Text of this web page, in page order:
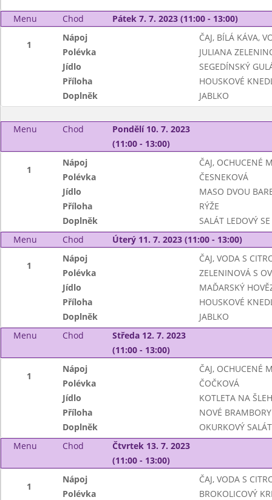
Menu Chod Pátek 7. 7. 2023 (11:00 - 13:00)
1
Nápoj
ČAJ, BÍLÁ KÁVA,
Polévka
JULIANA
Jídlo
SEGEDÍNSKÝ
Příloha
HOUSKOVÉ
Doplněk
JABLKO
Menu Chod
Pondělí 10. 7. 2023
(11:00 - 13:00)
1
Nápoj
ČAJ, OCHUCENÉ
Polévka
ČESNEKOVÁ
Jídlo
MASO DVOU
Příloha
RÝŽE
Doplněk
SALÁT LEDOVÝ
Menu
Chod Úterý 11. 7. 2023 (11:00 - 13:00)
1
Nápoj
ČAJ, VODA S
Polévka
ZELENINOVÁ S
Jídlo
MAĎARSKÝ
Příloha
HOUSKOVÉ
Doplněk
JABLKO
Menu
Chod
Středa 12. 7. 2023
(11:00 - 13:00)
1
Nápoj
ČAJ, OCHUCENÉ
Polévka
ČOČKOVÁ
Jídlo
KOTLETA NA
Příloha
NOVÉ BRAMBORY
Doplněk
OKURKOVÝ SALÁT
Menu
Chod
Čtvrtek 13. 7. 2023
(11:00 - 13:00)
1
Nápoj
ČAJ, VODA S
Polévka
BROKOLICOVÝ